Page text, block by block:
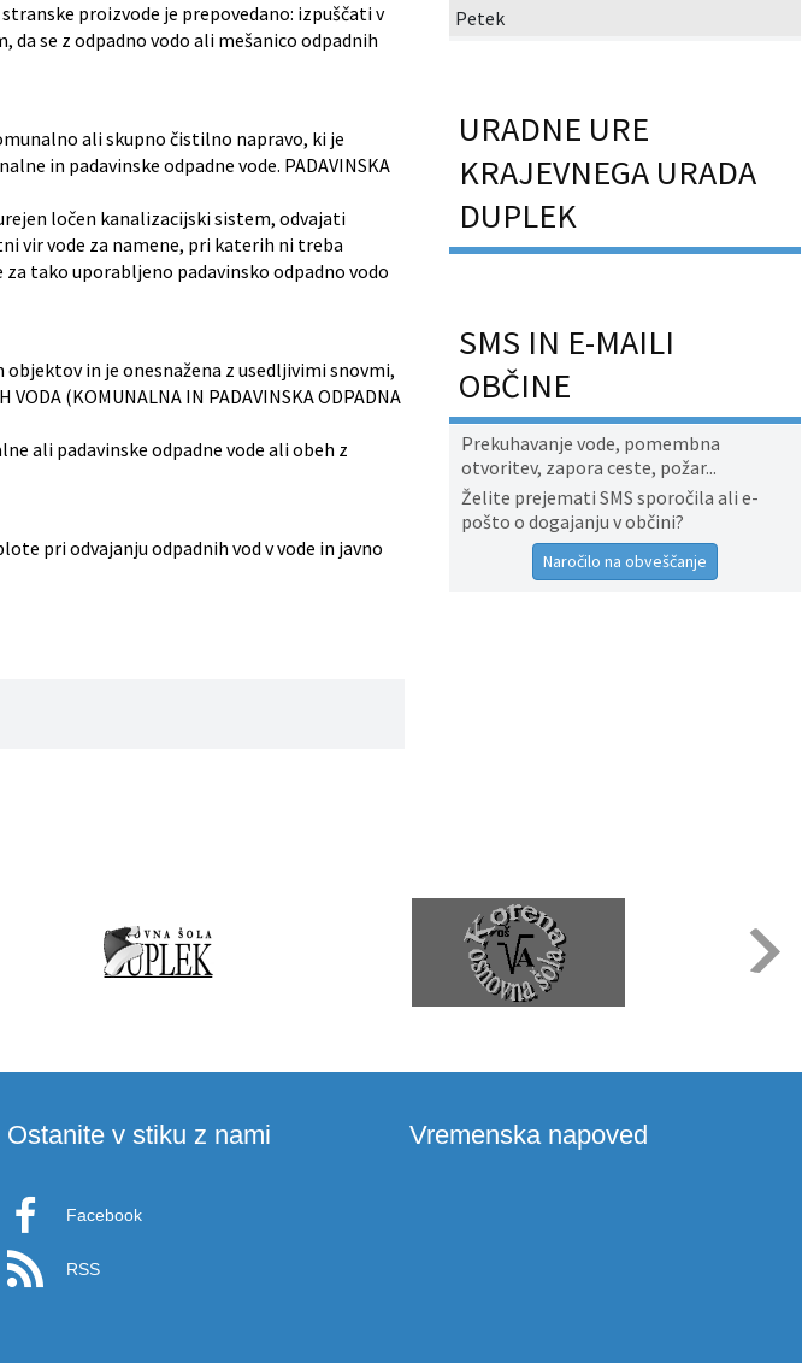
proizvode je prepovedano: izpuščati v
se z odpadno vodo ali mešanico odpadnih
ali skupno čistilno napravo, ki je
in padavinske odpadne vode. PADAVINSKA
ločen kanalizacijski sistem, odvajati
vir vode za namene, pri katerih ni treba
tako uporabljeno padavinsko odpadno vodo
in je onesnažena z usedljivimi snovmi,
(KOMUNALNA IN PADAVINSKA ODPADNA
ali padavinske odpadne vode ali obeh z
pri odvajanju odpadnih vod v vode in javno
Petek
URADNE URE
KRAJEVNEGA URADA
DUPLEK
SMS IN E-MAILI
OBČINE
Prekuhavanje vode, pomembna
otvoritev, zapora ceste, požar...
Želite prejemati SMS sporočila ali e-
pošto o dogajanju v občini?
Naročilo na obveščanje
Ostanite v stiku z nami
Facebook
RSS
Vremenska napoved